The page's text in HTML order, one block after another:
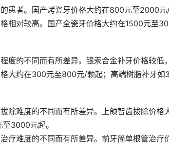
患者。国产烤瓷牙价格大约在800元至2000元
相对较高。国产全瓷牙价格大约在1500元至
度的不同而有所差异。银汞合金补牙价格较
大约在300元至800元/颗起；高端树脂补牙
除难度的不同而有所差异。上颌智齿拔除价
3000元起。
疗难度的不同而有所差异。前牙简单根管治